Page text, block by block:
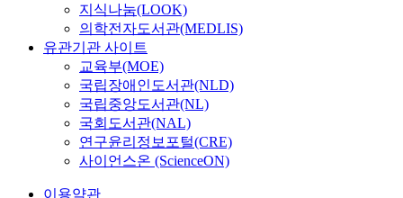
지식나눔(LOOK)
의학전자도서관(MEDLIS)
유관기관 사이트
교육부(MOE)
국립장애인도서관(NLD)
국립중앙도서관(NL)
국회도서관(NAL)
연구윤리정보포털(CRE)
사이언스온 (ScienceON)
이용약관